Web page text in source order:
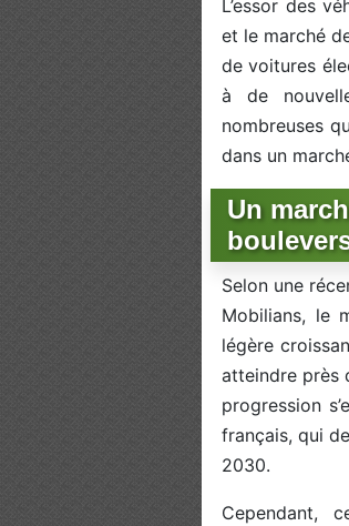
L’essor des
et le marché
de voitures
à de
nombreuses
dans un
Un
Selon une
Mobilians, le
légère
atteindre près
progression
français, qui
2030.
Cependant,